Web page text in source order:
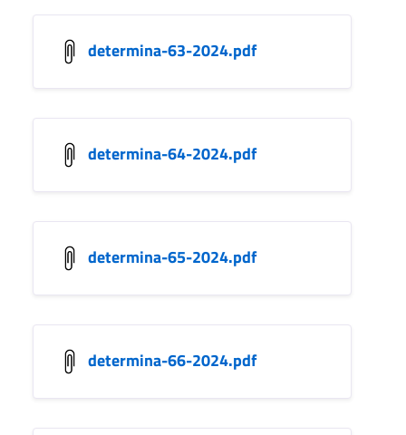
determina-63-2024.pdf
determina-64-2024.pdf
determina-65-2024.pdf
determina-66-2024.pdf